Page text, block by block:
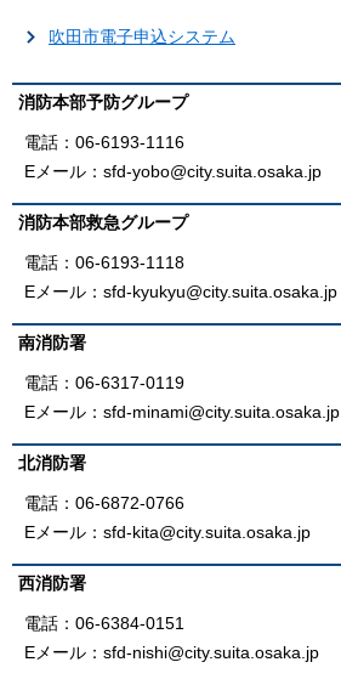
吹田市電子申込システム
消防本部予防グループ
電話：06-6193-1116
Eメール：sfd-yobo@city.suita.osaka.jp
消防本部救急グループ
電話：06-6193-1118
Eメール：sfd-kyukyu@city.suita.osaka.jp
南消防署
電話：06-6317-0119
Eメール：sfd-minami@city.suita.osaka.jp
北消防署
電話：06-6872-0766
Eメール：sfd-kita@city.suita.osaka.jp
西消防署
電話：06-6384-0151
Eメール：sfd-nishi@city.suita.osaka.jp